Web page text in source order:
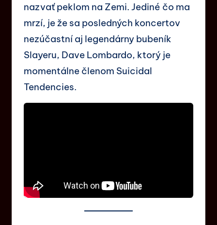
nazvať peklom na Zemi. Jediné čo ma
mrzí, je že sa posledných koncertov
nezúčastní aj legendárny bubeník
Slayeru, Dave Lombardo, ktorý je
momentálne členom Suicidal
Tendencies.